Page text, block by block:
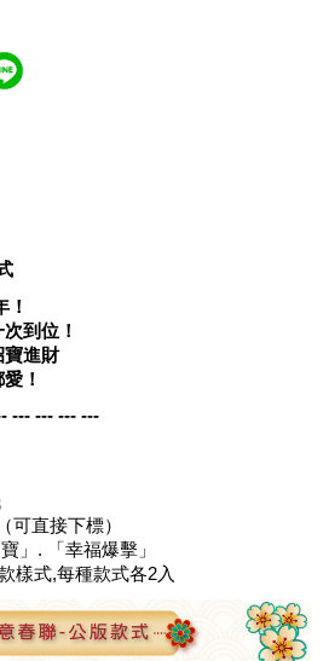
到位！
寶進財
！
--- --- --- ---
（可直接下標）
」 .
「幸福爆擊」
樣式,每種款式各2入